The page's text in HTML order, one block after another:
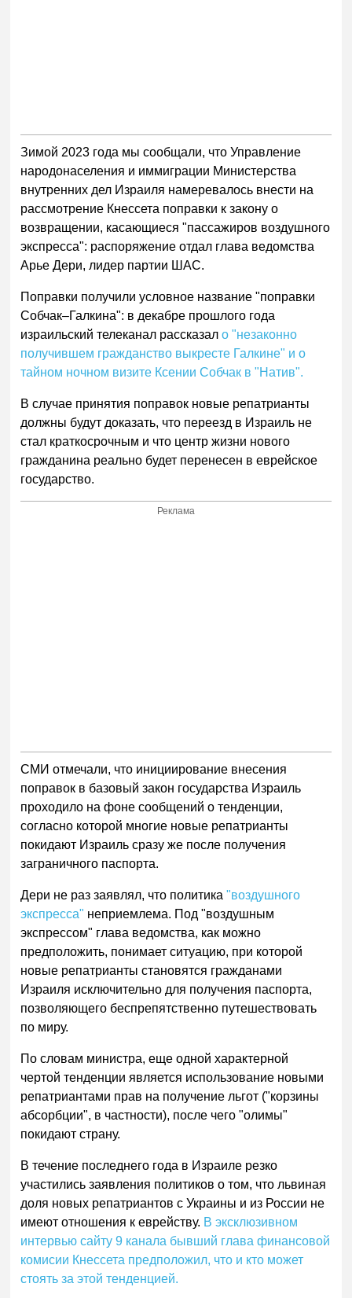
Зимой 2023 года мы сообщали, что Управление
народонаселения и иммиграции Министерства
внутренних дел Израиля намеревалось внести на
рассмотрение Кнессета поправки к закону о
возвращении, касающиеся "пассажиров воздушного
экспресса": распоряжение отдал глава ведомства
Арье Дери, лидер партии ШАС.
Поправки получили условное название "поправки
Собчак–Галкина": в декабре прошлого года
израильский телеканал рассказало "незаконно
получившем гражданство выкресте Галкине" и о
тайном ночном визите Ксении Собчак в "Натив".
В случае принятия поправок новые репатрианты
должны будут доказать, что переезд в Израиль не
стал краткосрочным и что центр жизни нового
гражданина реально будет перенесен в еврейское
государство.
Реклама
СМИ отмечали, что инициирование внесения
поправок в базовый закон государства Израиль
проходило на фоне сообщений о тенденции,
согласно которой многие новые репатрианты
покидают Израиль сразу же после получения
заграничного паспорта.
Дери не раз заявлял, что политика"воздушного
экспресса" неприемлема. Под "воздушным
экспрессом" глава ведомства, как можно
предположить, понимает ситуацию, при которой
новые репатрианты становятся гражданами
Израиля исключительно для получения паспорта,
позволяющего беспрепятственно путешествовать
по миру.
По словам министра, еще одной характерной
чертой тенденции является использование новыми
репатриантами прав на получение льгот ("корзины
абсорбции", в частности), после чего "олимы"
покидают страну.
В течение последнего года в Израиле резко
участились заявления политиков о том, что львиная
доля новых репатриантов с Украины и из России не
имеют отношения к еврейству. В эксклюзивном
интервью сайту 9 канала бывший глава финансовой
комисии Кнессета предположил, что и кто может
стоять за этой тенденцией.